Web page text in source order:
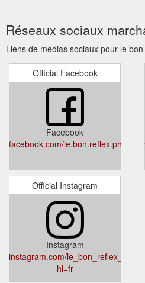
Réseaux sociaux
Liens de médias sociaux pour le
Official Facebook
Facebook
facebook.com/le.bon.reflex.photo
Official Instagram
Instagram
instagram.com/le_bon_reflex_photo/?
hl=fr